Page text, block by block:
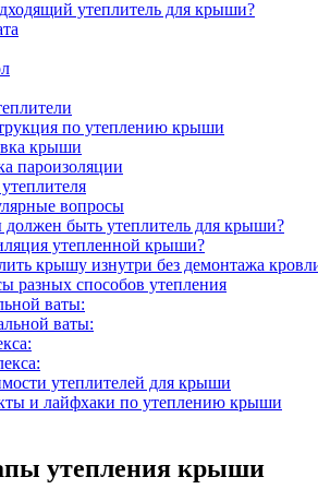
утеплитель для крыши?
по утеплению крыши
крыши
пароизоляции
вопросы
быть утеплитель для крыши?
утепленной крыши?
крышу изнутри без демонтажа
разных способов утепления
ваты:
ваты:
утеплителей для крыши
и лайфхаки по утеплению крыши
утепления крыши